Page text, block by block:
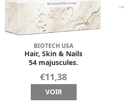
BIOTECH USA
Hair, Skin & Nails
54 majuscules.
€11,38
VOIR